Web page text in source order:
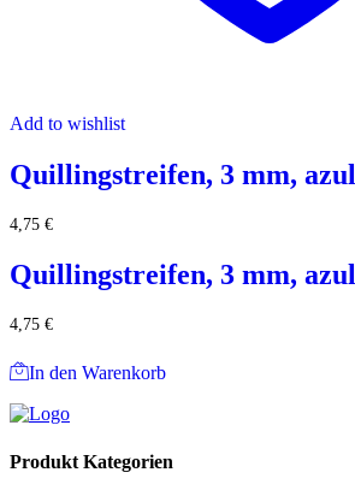
Add to wishlist
Quillingstreifen, 3 mm, azul
4,75 €
Quillingstreifen, 3 mm, azul
4,75 €
In den Warenkorb
Produkt Kategorien